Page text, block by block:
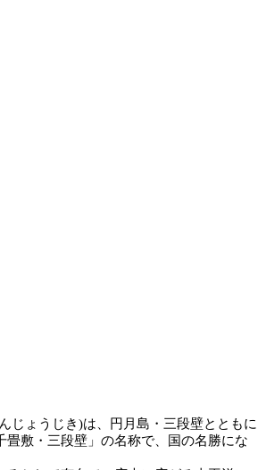
じょうじき)は、円月島・三段壁とともに
畳敷・三段壁」の名称で、国の名勝にな